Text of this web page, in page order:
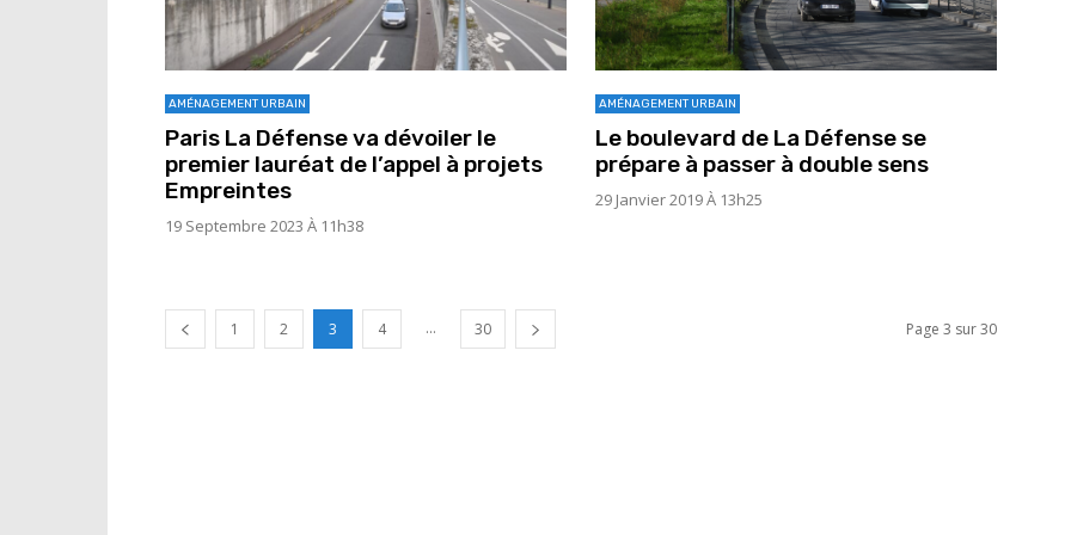
AMÉNAGEMENT URBAIN
Paris La Défense va dévoiler le
premier lauréat de l’appel à projets
Empreintes
19 Septembre 2023 À 11h38
AMÉNAGEMENT URBAIN
Le boulevard de La Défense se
prépare à passer à double sens
29 Janvier 2019 À 13h25
1 2 3 4 ... 30 Page 3 sur 30